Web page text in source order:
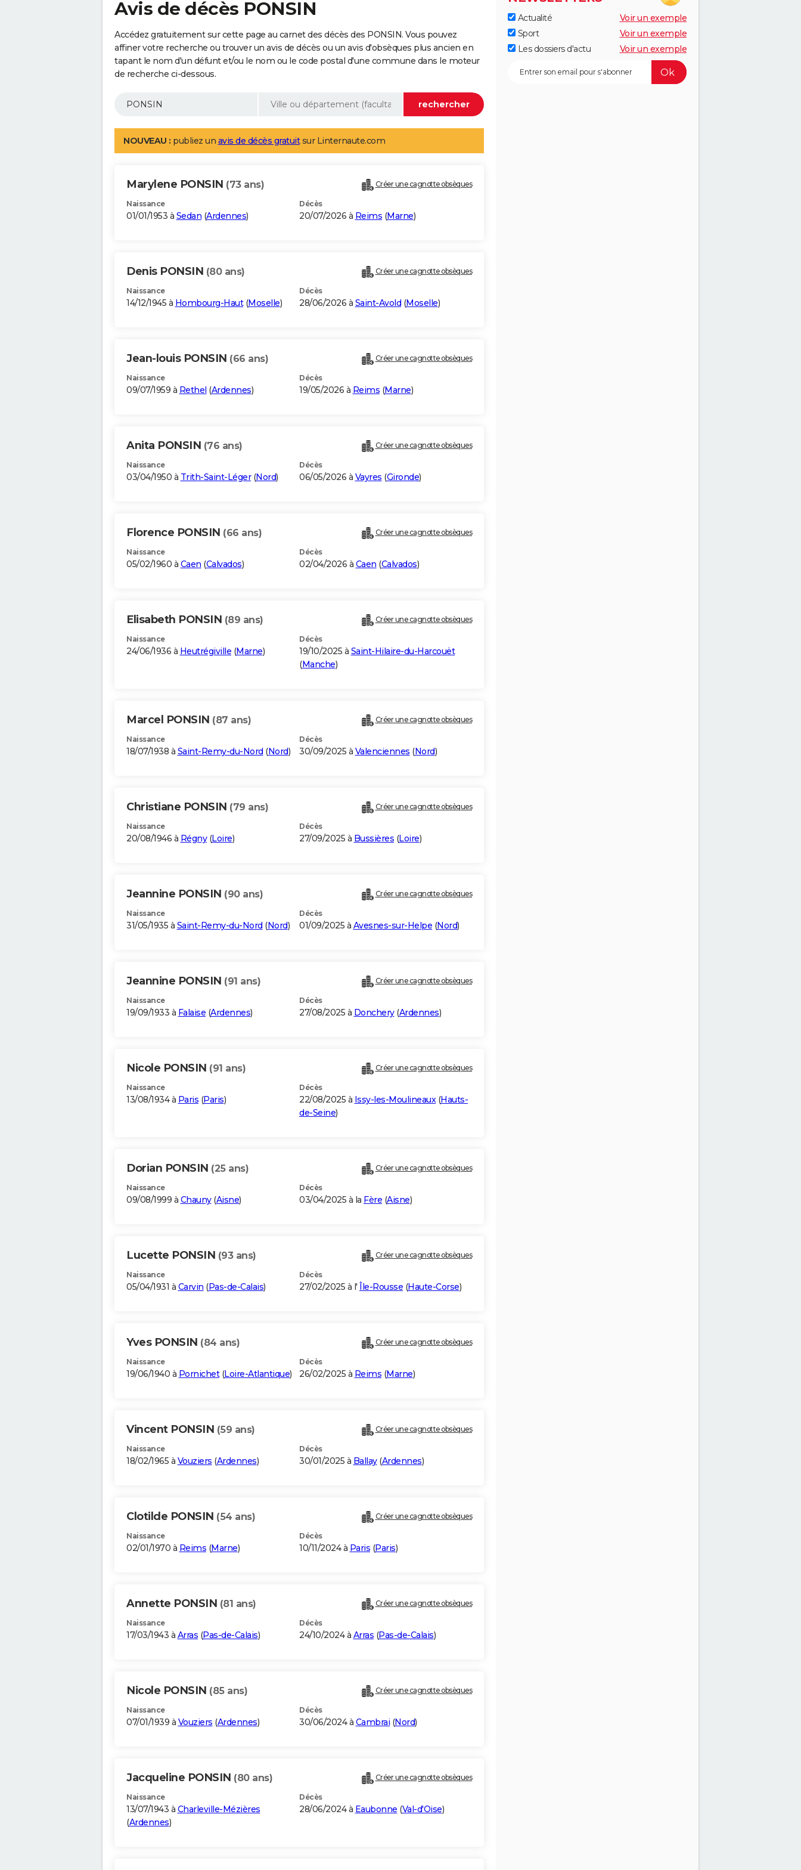
Avis de décès PONSIN
Accédez gratuitement sur cette page au carnet des décès des PONSIN. Vous pouvez
affiner votre recherche ou trouver un avis de décès ou un avis d'obsèques plus ancien en
tapant le nom d'un défunt et/ou le nom ou le code postal d'une commune dans le moteur
de recherche ci-dessous.
NOUVEAU : publiez un avis de décès gratuitsur Linternaute.com
Marylene PONSIN (73 ans) Créer une cagnotte obsèques
Naissance
01/01/1953 à Sedan (Ardennes)
Décès
20/07/2026 à Reims (Marne)
Denis PONSIN (80 ans) Créer une cagnotte obsèques
Naissance
14/12/1945 à Hombourg-Haut(Moselle)
Décès
28/06/2026 à Saint-Avold (Moselle)
Jean-louis PONSIN (66 ans) Créer une cagnotte obsèques
Naissance
09/07/1959 à Rethel (Ardennes)
Décès
19/05/2026 à Reims (Marne)
Anita PONSIN (76 ans) Créer une cagnotte obsèques
Naissance
03/04/1950 à Trith-Saint-Léger(Nord)
Décès
06/05/2026 à Vayres (Gironde)
Florence PONSIN (66 ans) Créer une cagnotte obsèques
Naissance
05/02/1960 à Caen (Calvados)
Décès
02/04/2026 à Caen (Calvados)
Elisabeth PONSIN (89 ans) Créer une cagnotte obsèques
Naissance
24/06/1936 à Heutrégiville (Marne)
Décès
19/10/2025 à Saint-Hilaire-du-Harcouët
(Manche)
Marcel PONSIN (87 ans) Créer une cagnotte obsèques
Naissance
18/07/1938 à Saint-Remy-du-Nord (Nord)
Décès
30/09/2025 à Valenciennes (Nord)
Christiane PONSIN (79 ans) Créer une cagnotte obsèques
Naissance
20/08/1946 à Régny(Loire)
Décès
27/09/2025 à Bussières (Loire)
Jeannine PONSIN (90 ans) Créer une cagnotte obsèques
Naissance
31/05/1935 à Saint-Remy-du-Nord (Nord)
Décès
01/09/2025 à Avesnes-sur-Helpe (Nord)
Jeannine PONSIN (91 ans) Créer une cagnotte obsèques
Naissance
19/09/1933 à Falaise (Ardennes)
Décès
27/08/2025 à Donchery(Ardennes)
Nicole PONSIN (91 ans) Créer une cagnotte obsèques
Naissance
13/08/1934 à Paris (Paris)
Décès
22/08/2025 à Issy-les-Moulineaux(Hauts-
de-Seine)
Dorian PONSIN (25 ans) Créer une cagnotte obsèques
Naissance
09/08/1999 à Chauny(Aisne)
Décès
03/04/2025 à la Fère (Aisne)
Lucette PONSIN (93 ans) Créer une cagnotte obsèques
Naissance
05/04/1931 à Carvin (Pas-de-Calais)
Décès
27/02/2025 à l' Île-Rousse (Haute-Corse)
Yves PONSIN (84 ans) Créer une cagnotte obsèques
Naissance
19/06/1940 à Pornichet(Loire-Atlantique)
Décès
26/02/2025 à Reims (Marne)
Vincent PONSIN (59 ans) Créer une cagnotte obsèques
Naissance
18/02/1965 à Vouziers (Ardennes)
Décès
30/01/2025 à Ballay(Ardennes)
Clotilde PONSIN (54 ans) Créer une cagnotte obsèques
Naissance
02/01/1970 à Reims (Marne)
Décès
10/11/2024 à Paris (Paris)
Annette PONSIN (81 ans) Créer une cagnotte obsèques
Naissance
17/03/1943 à Arras (Pas-de-Calais)
Décès
24/10/2024 à Arras (Pas-de-Calais)
Nicole PONSIN (85 ans) Créer une cagnotte obsèques
Naissance
07/01/1939 à Vouziers (Ardennes)
Décès
30/06/2024 à Cambrai (Nord)
Jacqueline PONSIN (80 ans) Créer une cagnotte obsèques
Naissance
13/07/1943 à Charleville-Mézières
(Ardennes)
Décès
28/06/2024 à Eaubonne (Val-d'Oise)
Actualité
Voir un exemple
Sport
Voir un exemple
Les dossiers d'actu
Voir un exemple